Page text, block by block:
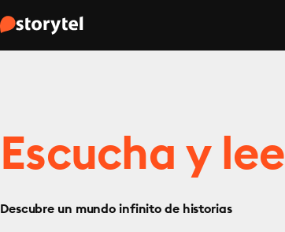
Escucha y lee
Descubre un mundo infinito de historias